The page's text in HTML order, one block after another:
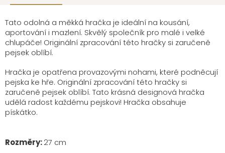
Tato odolná a měkká hračka je ideální na kousání,
aportování i mazlení. Skvělý společník pro malé i velké
chlupáče! Originální zpracování této hračky si zaručeně
pejsek oblíbí.
Hračka je opatřena provazovými nohami, které podněcují
pejska ke hře. Originální zpracování této hračky si
zaručeně pejsek oblíbí. Tato krásná designová hračka
udělá radost každému pejskovi! Hračka obsahuje
pískátko.
Rozměry:27 cm